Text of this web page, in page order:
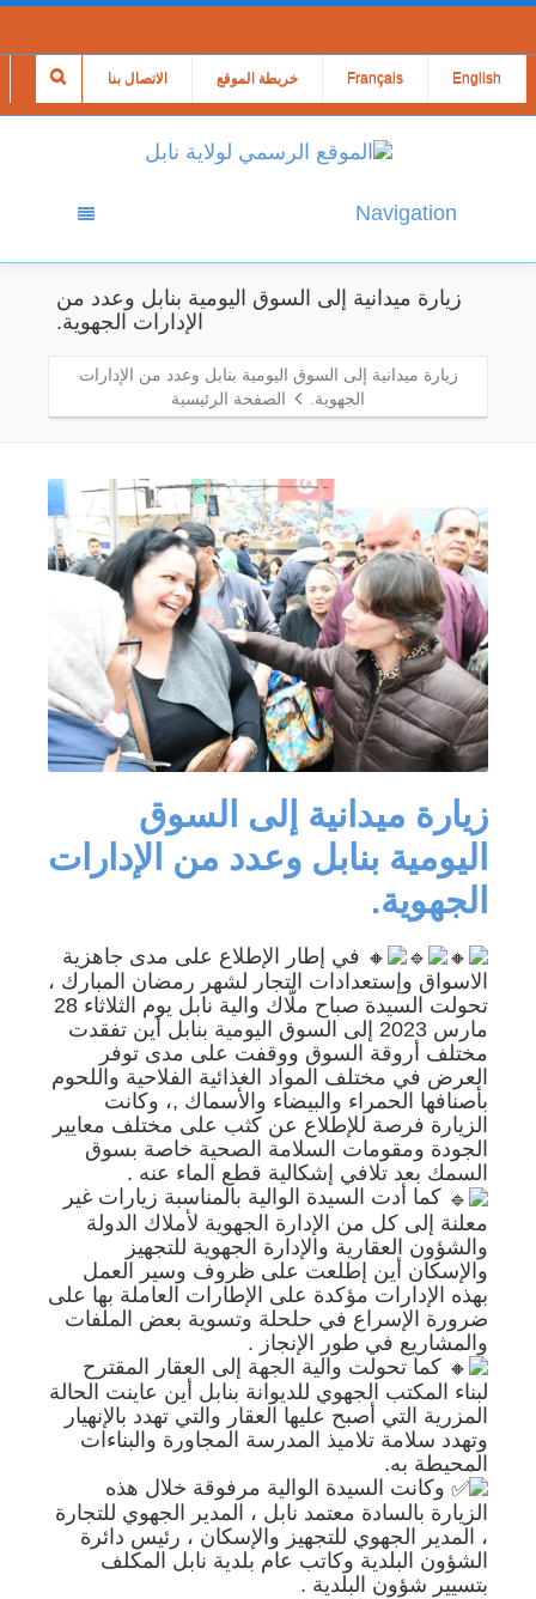
الاتصال بنا خريطة الموقع Français English
Navigation
زيارة ميدانية إلى السوق اليومية بنابل وعدد من
الإدارات الجهوية.
زيارة ميدانية إلى السوق اليومية بنابل وعدد من الإدارات
الجهوية.
الصفحة الرئيسية
زيارة ميدانية إلى السوق
اليومية بنابل وعدد من الإدارات
الجهوية.
في إطار الإطلاع على مدى جاهزية
الاسواق وإستعدادات التجار لشهر رمضان المبارك ،
تحولت السيدة صباح ملّاك والية نابل يوم الثلاثاء 28
مارس 2023 إلى السوق اليومية بنابل أين تفقدت
مختلف أروقة السوق ووقفت على مدى توفر
العرض في مختلف المواد الغذائية الفلاحية واللحوم
بأصنافها الحمراء والبيضاء والأسماك ,، وكانت
الزيارة فرصة للإطلاع عن كثب على مختلف معايير
الجودة ومقومات السلامة الصحية خاصة بسوق
السمك بعد تلافي إشكالية قطع الماء عنه .
كما أدت السيدة الوالية بالمناسبة زيارات غير
معلنة إلى كل من الإدارة الجهوية لأملاك الدولة
والشؤون العقارية والإدارة الجهوية للتجهيز
والإسكان أين إطلعت على ظروف وسير العمل
بهذه الإدارات مؤكدة على الإطارات العاملة بها على
ضرورة الإسراع في حلحلة وتسوية بعض الملفات
والمشاريع في طور الإنجاز .
كما تحولت والية الجهة إلى العقار المقترح
لبناء المكتب الجهوي للديوانة بنابل أين عاينت الحالة
المزرية التي أصبح عليها العقار والتي تهدد بالإنهيار
وتهدد سلامة تلاميذ المدرسة المجاورة والبناءات
المحيطة به.
وكانت السيدة الوالية مرفوقة خلال هذه
الزيارة بالسادة معتمد نابل ، المدير الجهوي للتجارة
، المدير الجهوي للتجهيز والإسكان ، رئيس دائرة
الشؤون البلدية وكاتب عام بلدية نابل المكلف
بتسيير شؤون البلدية .